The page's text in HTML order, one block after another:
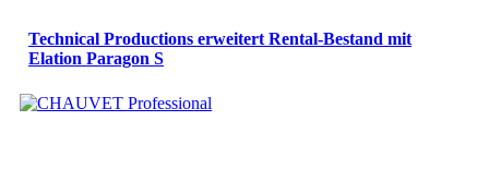
Technical Productions erweitert Rental-Bestand mit
Elation Paragon S